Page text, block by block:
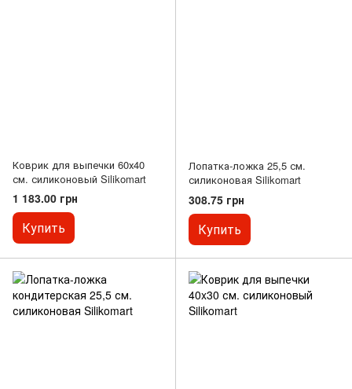
Коврик для выпечки 60х40
см. силиконовый Silikomart
1 183.00 грн
Купить
Лопатка-ложка 25,5 см.
силиконовая Silikomart
308.75 грн
Купить